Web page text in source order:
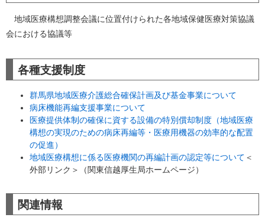
地域医療構想調整会議に位置付けられた各地域保健医療対策協議
会における協議等
各種支援制度
群馬県地域医療介護総合確保計画及び基金事業について
病床機能再編支援事業について
医療提供体制の確保に資する設備の特別償却制度（地域医療
構想の実現のための病床再編等・医療用機器の効率的な配置
の促進）
地域医療構想に係る医療機関の再編計画の認定等について ＜
外部リンク＞
（関東信越厚生局ホームページ）
関連情報